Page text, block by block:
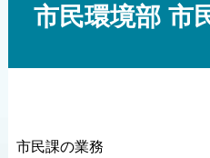
市民環境部 市
市民課の業務